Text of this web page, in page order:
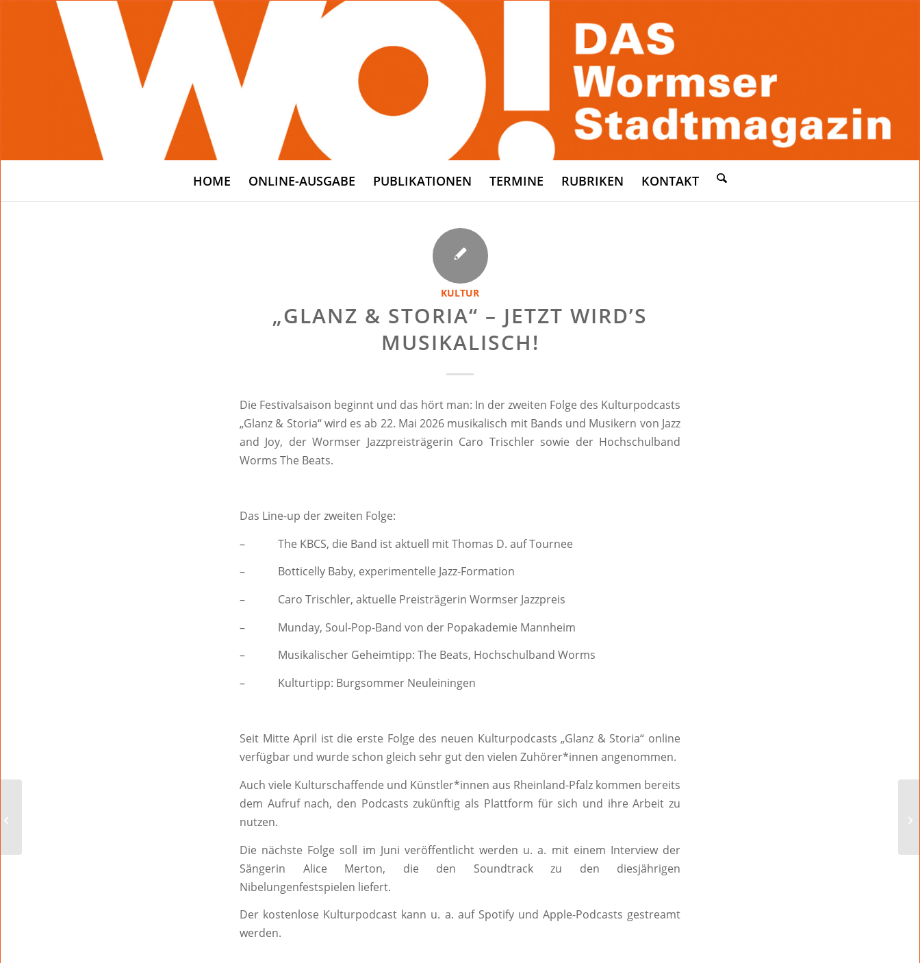
HOME ONLINE-AUSGABE PUBLIKATIONEN TERMINE RUBRIKEN KONTAKT
KULTUR
„GLANZ & STORIA“ – JETZT WIRD’S
MUSIKALISCH!
Die Festivalsaison beginnt und das hört man: In der zweiten Folge des Kulturpodcasts
„Glanz & Storia“ wird es ab 22. Mai 2026 musikalisch mit Bands und Musikern von Jazz
and Joy, der Wormser Jazzpreisträgerin Caro Trischler sowie der Hochschulband
Worms The Beats.
Das Line-up der zweiten Folge:
– The KBCS, die Band ist aktuell mit Thomas D. auf Tournee
– Botticelly Baby, experimentelle Jazz-Formation
– Caro Trischler, aktuelle Preisträgerin Wormser Jazzpreis
– Munday, Soul-Pop-Band von der Popakademie Mannheim
– Musikalischer Geheimtipp: The Beats, Hochschulband Worms
– Kulturtipp: Burgsommer Neuleiningen
Seit Mitte April ist die erste Folge des neuen Kulturpodcasts „Glanz & Storia“ online
verfügbar und wurde schon gleich sehr gut den vielen Zuhörer*innen angenommen.
Auch viele Kulturschaffende und Künstler*innen aus Rheinland-Pfalz kommen bereits
dem Aufruf nach, den Podcasts zukünftig als Plattform für sich und ihre Arbeit zu
nutzen.
Die nächste Folge soll im Juni veröffentlicht werden u. a. mit einem Interview der
Sängerin Alice Merton, die den Soundtrack zu den diesjährigen
Nibelungenfestspielen liefert.
Der kostenlose Kulturpodcast kann u. a. auf Spotify und Apple-Podcasts gestreamt
werden.